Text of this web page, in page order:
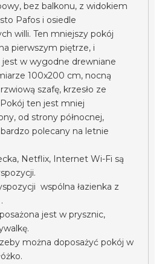
bez balkonu, z widokiem
Pafos i osiedle
willi. Ten mniejszy pokój
pierwszym piętrze, i
jest w wygodne drewniane
100x200 cm, nocną
szafę, krzesło ze
ten jest mniej
od strony północnej,
polecany na letnie
Netflix, Internet Wi-Fi są
wspólna łazienka z
jest w prysznic,
można doposażyć pokój w